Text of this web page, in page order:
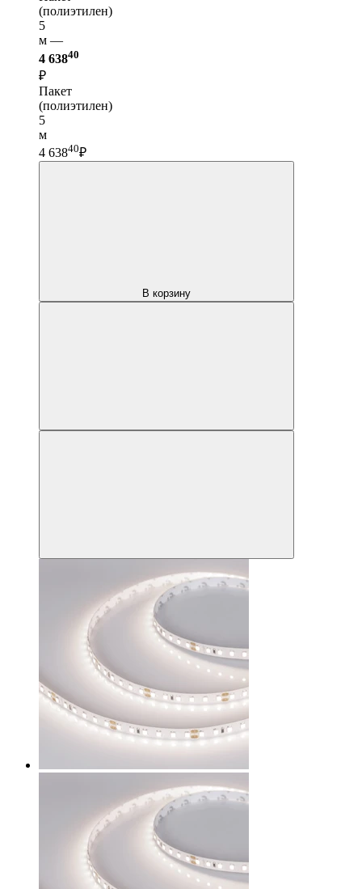
(полиэтилен)
5
м —
4 63840
₽
Пакет
(полиэтилен)
5
м
4 63840₽
В корзину